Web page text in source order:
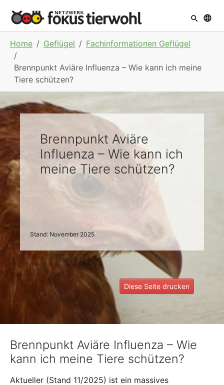
Home Geflügel Fachinformationen Geflügel
Brennpunkt Aviäre Influenza – Wie kann ich meine
Tiere schützen?
Brennpunkt Aviäre
Influenza – Wie kann ich
meine Tiere schützen?
Stand: November 2025
Diese Seite drucken
Brennpunkt Aviäre Influenza – Wie
kann ich meine Tiere schützen?
Aktueller (Stand 11/2025) ist ein massives